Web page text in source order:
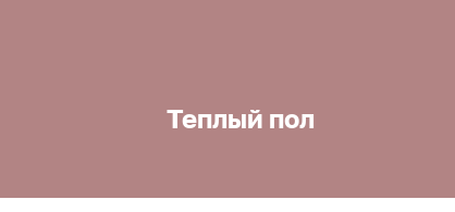
Теплый пол